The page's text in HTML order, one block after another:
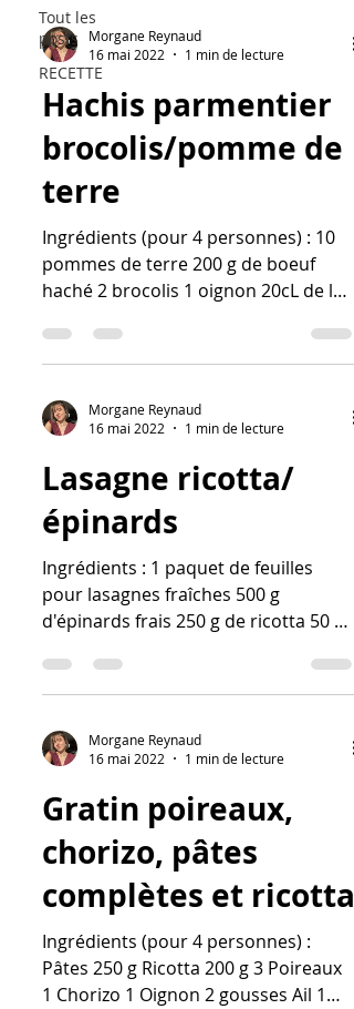
Tout les
posts
RECETTE
Morgane Reynaud
16 mai 2022
1 min de lecture
Hachis parmentier
brocolis/pomme de
terre
Ingrédients (pour 4 personnes) : 10
pommes de terre 200 g de boeuf
haché 2 brocolis 1 oignon 20cL de lait
Morgane Reynaud
16 mai 2022
1 min de lecture
Lasagne ricotta/
épinards
Ingrédients : 1 paquet de feuilles
pour lasagnes fraîches 500 g
d'épinards frais 250 g de ricotta 50 g
Morgane Reynaud
16 mai 2022
1 min de lecture
Gratin poireaux,
chorizo, pâtes
complètes et ricotta
Ingrédients (pour 4 personnes) :
Pâtes 250 g Ricotta 200 g 3 Poireaux
1 Chorizo 1 Oignon 2 gousses Ail 1